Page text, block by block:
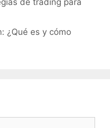
¿Qué es y cómo